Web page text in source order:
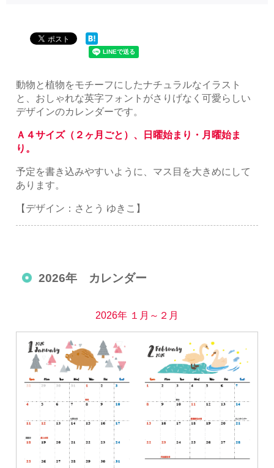
動物と植物をモチーフにしたナチュラルなイラスト
と、おしゃれな英字フォントがさりげなく可愛らしい
デザインのカレンダーです。
Ａ４サイズ（２ヶ月ごと）、日曜始まり・月曜始ま
り。
予定を書き込みやすいように、マス目を大きめにして
あります。
【デザイン：さとう ゆきこ】
2026年 カレンダー
2026年 １月～２月